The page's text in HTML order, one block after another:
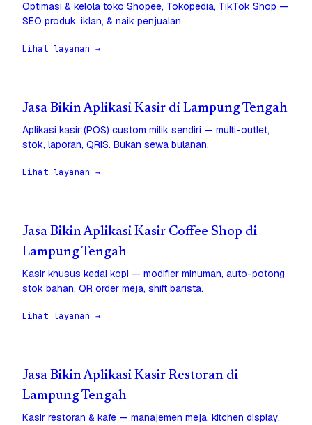
Optimasi & kelola toko Shopee, Tokopedia, TikTok Shop —
SEO produk, iklan, & naik penjualan.
Lihat layanan →
Jasa Bikin Aplikasi Kasir di Lampung Tengah
Aplikasi kasir (POS) custom milik sendiri — multi-outlet,
stok, laporan, QRIS. Bukan sewa bulanan.
Lihat layanan →
Jasa Bikin Aplikasi Kasir Coffee Shop di
Lampung Tengah
Kasir khusus kedai kopi — modifier minuman, auto-potong
stok bahan, QR order meja, shift barista.
Lihat layanan →
Jasa Bikin Aplikasi Kasir Restoran di
Lampung Tengah
Kasir restoran & kafe — manajemen meja, kitchen display,